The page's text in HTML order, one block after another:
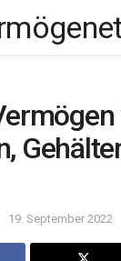
19. September 2022